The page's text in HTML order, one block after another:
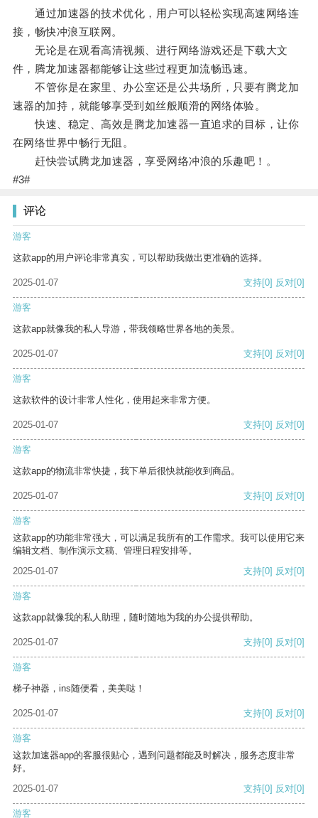
通过加速器的技术优化，用户可以轻松实现高速网络连
接，畅快冲浪互联网。
无论是在观看高清视频、进行网络游戏还是下载大文
件，腾龙加速器都能够让这些过程更加流畅迅速。
不管你是在家里、办公室还是公共场所，只要有腾龙加
速器的加持，就能够享受到如丝般顺滑的网络体验。
快速、稳定、高效是腾龙加速器一直追求的目标，让你
在网络世界中畅行无阻。
赶快尝试腾龙加速器，享受网络冲浪的乐趣吧！。
#3#
评论
游客
这款app的用户评论非常真实，可以帮助我做出更准确的选择。
2025-01-07 支持[0] 反对[0]
游客
这款app就像我的私人导游，带我领略世界各地的美景。
2025-01-07 支持[0] 反对[0]
游客
这款软件的设计非常人性化，使用起来非常方便。
2025-01-07 支持[0] 反对[0]
游客
这款app的物流非常快捷，我下单后很快就能收到商品。
2025-01-07 支持[0] 反对[0]
游客
这款app的功能非常强大，可以满足我所有的工作需求。我可以使用它来
编辑文档、制作演示文稿、管理日程安排等。
2025-01-07
支持[0] 反对[0]
游客
这款app就像我的私人助理，随时随地为我的办公提供帮助。
2025-01-07 支持[0] 反对[0]
游客
梯子神器，ins随便看，美美哒！
2025-01-07 支持[0] 反对[0]
游客
这款加速器app的客服很贴心，遇到问题都能及时解决，服务态度非常
好。
2025-01-07
支持[0] 反对[0]
游客